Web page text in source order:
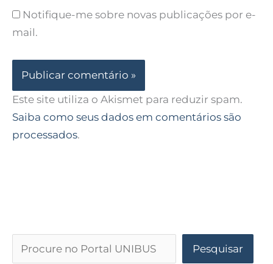
Notifique-me sobre novas publicações por e-
mail.
Este site utiliza o Akismet para reduzir spam.
Saiba como seus dados em comentários são
processados.
Pesquisar